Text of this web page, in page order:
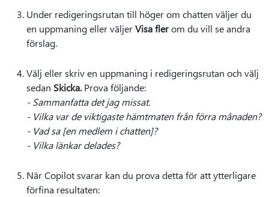
Under redigeringsrutan till höger om chatten väljer du
en uppmaning eller väljerVisa flerom du vill se andra
förslag.
Välj eller skriv en uppmaning i redigeringsrutan och välj
sedan Skicka.Prova följande:
- Sammanfatta det jag missat.
- Vilka var de viktigaste hämtmaten från förra månaden?
- Vad sa [en medlem i chatten]?
- Vilka länkar delades?
När Copilot svarar kan du prova detta för att ytterligare
förfina resultaten: